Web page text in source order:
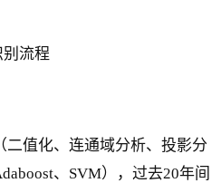
流程
二值化、连通域分析、投影分
、SVM），过去20年间